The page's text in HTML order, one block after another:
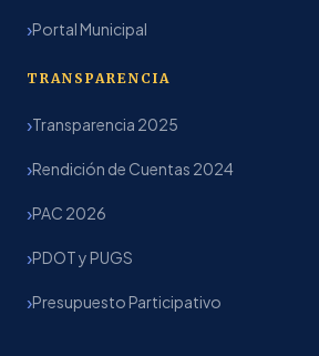
Portal Municipal
TRANSPARENCIA
Transparencia 2025
Rendición de Cuentas 2024
PAC 2026
PDOT y PUGS
Presupuesto Participativo